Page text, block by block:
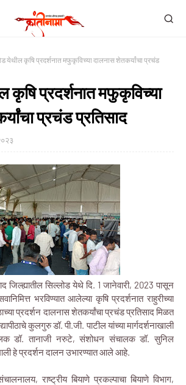
येथील कृषि प्रदर्शनात मफुकृविच्या दालनास शेतकर्यांचा प्रचंड
कृषि प्रदर्शनात मफुकृविच्या
प्रचंड प्रतिसाद
जिल्ह्यातील सिल्लोड येथे दि. 1 जानेवारी, 2023 पासून
भरविण्यात आलेल्या कृषि प्रदर्शनात राहुरीच्या
प्रदर्शन दालनास शेतकर्यांचा प्रचंड प्रतिसाद मिळत
कुलगुरु डॉ. पी.जी. पाटील यांच्या मार्गदर्शनाखाली
डॉ. तानाजी नरुटे, संशोधन संचालक डॉ. सुनिल
हे प्रदर्शन दालन उभारण्यात आले आहे.
राष्ट्रीय बियाणे प्रकल्पाचा बियाणे विभाग,